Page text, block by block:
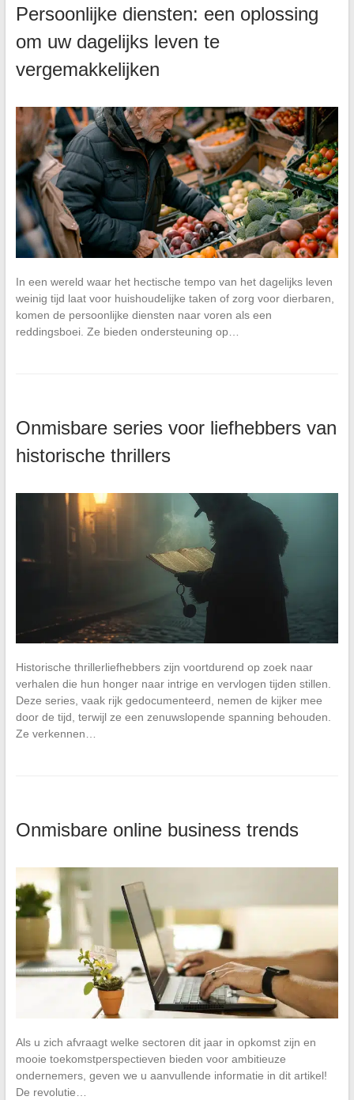
Persoonlijke diensten: een oplossing
om uw dagelijks leven te
vergemakkelijken
In een wereld waar het hectische tempo van het dagelijks leven
weinig tijd laat voor huishoudelijke taken of zorg voor dierbaren,
komen de persoonlijke diensten naar voren als een
reddingsboei. Ze bieden ondersteuning op…
Onmisbare series voor liefhebbers van
historische thrillers
Historische thrillerliefhebbers zijn voortdurend op zoek naar
verhalen die hun honger naar intrige en vervlogen tijden stillen.
Deze series, vaak rijk gedocumenteerd, nemen de kijker mee
door de tijd, terwijl ze een zenuwslopende spanning behouden.
Ze verkennen…
Onmisbare online business trends
Als u zich afvraagt welke sectoren dit jaar in opkomst zijn en
mooie toekomstperspectieven bieden voor ambitieuze
ondernemers, geven we u aanvullende informatie in dit artikel!
De revolutie…